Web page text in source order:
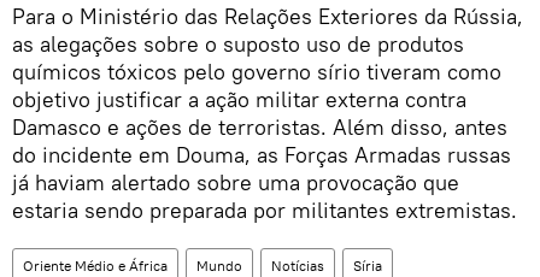
Para o Ministério das Relações Exteriores da Rússia,
as alegações sobre o suposto uso de produtos
químicos tóxicos pelo governo sírio tiveram como
objetivo justificar a ação militar externa contra
Damasco e ações de terroristas. Além disso, antes
do incidente em Douma, as Forças Armadas russas
já haviam alertado sobre uma provocação que
estaria sendo preparada por militantes extremistas.
Oriente Médio e África Mundo Notícias Síria